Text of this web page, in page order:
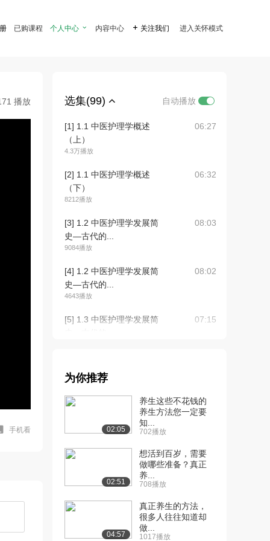
已购课程 个人中心  内容中心  关注我们 进入关怀模式
播放
手机看
选集(99) 自动播放
[1] 1.1 中医护理学概述
（上）
4.3万播放
06:27
[2] 1.1 中医护理学概述
（下）
8212播放
06:32
[3] 1.2 中医护理学发展简
史—古代的...
9084播放
08:03
[4] 1.2 中医护理学发展简
史—古代的...
4643播放
08:02
[5] 1.3 中医护理学发展简
07:15
史—古代的...
[7] 1.4 中医护理学发展简
史— 近现...
06:36
[8] 1.4 中医护理学发展简
史— 近现...
06:41
[9] 1.5 中医护理学基本特
5405播放
06:22
为你推荐
02:05
养生这些不花钱的
养生方法您一定要
知...
702播放
02:51
想活到百岁，需要
做哪些准备？真正
养...
708播放
04:57
真正养生的方法，
很多人往往知道却
做...
1017播放